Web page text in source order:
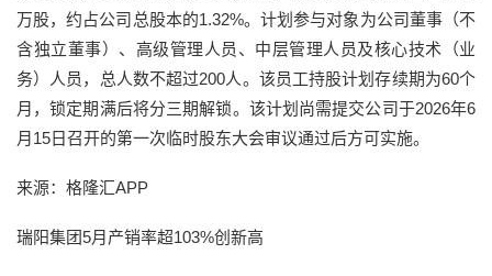
万股，约占公司总股本的1.32%。计划参与对象为公司董事（不
含独立董事）、高级管理人员、中层管理人员及核心技术（业
务）人员，总人数不超过200人。该员工持股计划存续期为60个
月，锁定期满后将分三期解锁。该计划尚需提交公司于2026年6
月15日召开的第一次临时股东大会审议通过后方可实施。
来源：格隆汇APP
瑞阳集团5月产销率超103%创新高